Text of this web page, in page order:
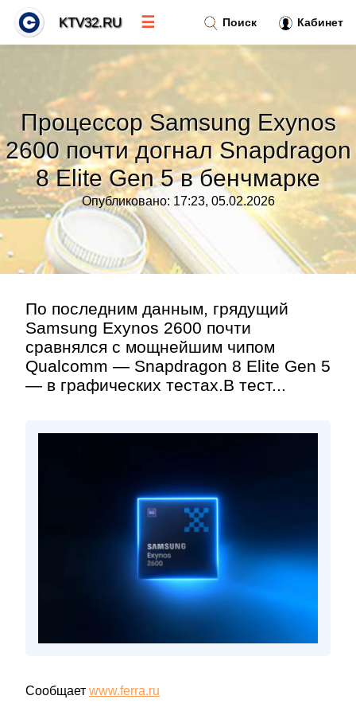
Процессор Samsung Exynos
2600 почти догнал Snapdragon
8 Elite Gen 5 в бенчмарке
Опубликовано: 17:23, 05.02.2026
По последним данным, грядущий
Samsung Exynos 2600 почти
сравнялся с мощнейшим чипом
Qualcomm — Snapdragon 8 Elite Gen 5
— в графических тестах.В тест...
Сообщает www.ferra.ru
Поиск Кабинет
KTV32.RU ☰
Тренды новостей »
Рубрики»
Правила
Контакт»